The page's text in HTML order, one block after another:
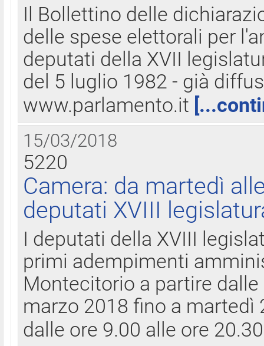
Il Bollettino delle
delle spese elettorali per
deputati della XVII
del 5 luglio 1982 - già
www.parlamento.it
15/03/2018
5220
Camera: da martedì
deputati XVIII
I deputati della XVIII
primi adempimenti
Montecitorio a partire
marzo 2018 fino a
dalle ore 9.00 alle ore